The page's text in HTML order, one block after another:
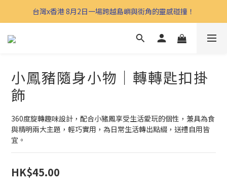
台灣x香港 8月2日一場跨越島嶼與街角的靈感碰撞！
小鳳豬隨身小物｜轉轉匙扣掛
飾
360度旋轉趣味設計，配合小豬鳳享受生活愛玩的個性，兼具為食
與精明兩大主題，輕巧實用，為日常生活轉出點綴，送禮自用皆
宜。
HK$45.00